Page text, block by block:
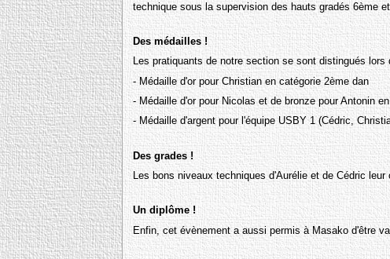
technique sous la supervision des hauts gradés 6ème
Des médailles !
Les pratiquants de notre section se sont distingués
- Médaille d'or pour Christian en catégorie 2ème dan
- Médaille d'or pour Nicolas et de bronze pour Antonin
- Médaille d'argent pour l'équipe USBY 1 (Cédric,
Des grades !
Les bons niveaux techniques d'Aurélie et de Cédric
Un diplôme !
Enfin, cet évènement a aussi permis à Masako d'être